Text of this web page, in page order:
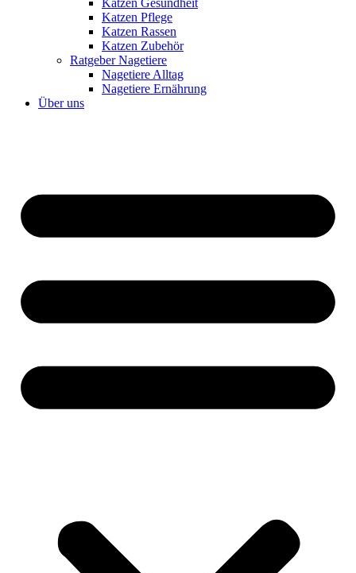
Katzen Pflege
Katzen Rassen
Katzen Zubehör
Ratgeber Nagetiere
Nagetiere Alltag
Nagetiere Ernährung
Über uns